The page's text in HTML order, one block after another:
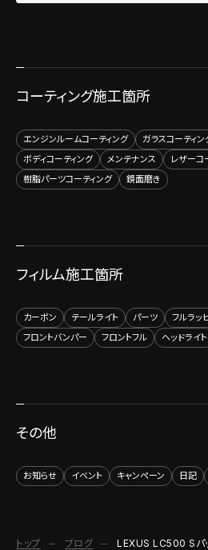
コーティング施工箇所
エンジンルームコーティング ガラスコーティン
ボディコーティング
メンテナンス
レザーコ
樹脂パーツコーティング
鏡面磨き
フィルム施工箇所
カーボン テールライト パーツ フルラッ
フロントバンパー
フロントフル ヘッドライト
その他
お知らせ イベント キャンペーン 日記
トップ ブログ LEXUS LC500 Sパ